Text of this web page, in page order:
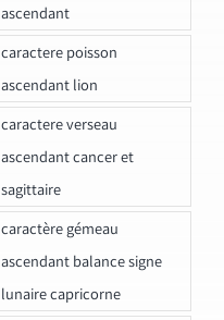
ascendant
caractere poisson
ascendant lion
caractere verseau
ascendant cancer et
sagittaire
caractère gémeau
ascendant balance signe
lunaire capricorne